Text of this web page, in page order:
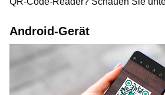
Android-Gerät